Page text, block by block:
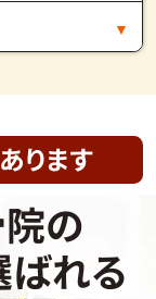
ります
の
れる